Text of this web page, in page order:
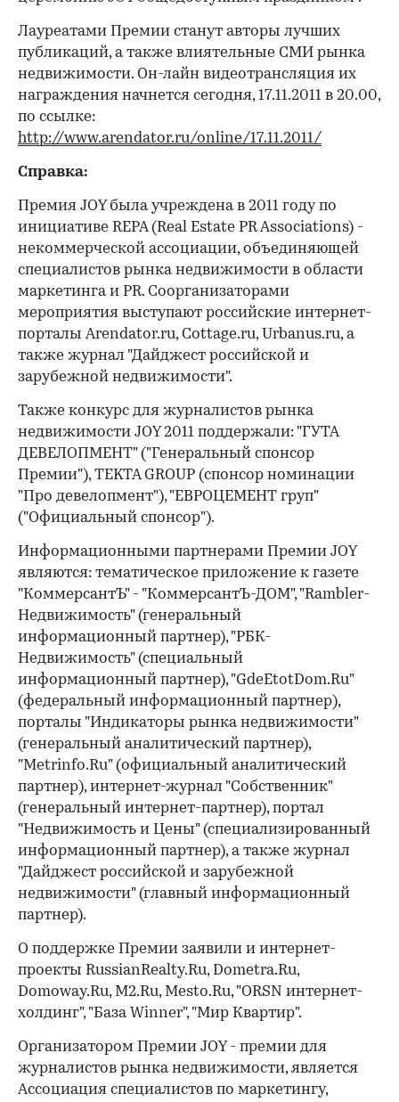
Лауреатами Премии станут авторы лучших
публикаций, а также влиятельные СМИ рынка
недвижимости. Он-лайн видеотрансляция их
награждения начнется сегодня, 17.11.2011 в 20.00,
по ссылке:
http://www.arendator.ru/online/17.11.2011/
Справка:
Премия JOY была учреждена в 2011 году по
инициативе REPA (Rеаl Estate PR Associations) -
некоммерческой ассоциации, объединяющей
специалистов рынка недвижимости в области
маркетинга и PR. Соорганизаторами
мероприятия выступают российские интернет-
порталы Arendator.ru, Cottage.ru, Urbanus.ru, а
также журнал "Дайджест российской и
зарубежной недвижимости".
Также конкурс для журналистов рынка
недвижимости JOY 2011 поддержали: "ГУТА
ДЕВЕЛОПМЕНТ" ("Генеральный спонсор
Премии"), TEKTA GROUP (спонсор номинации
"Про девелопмент"), "ЕВРОЦЕМЕНТ груп"
("Официальный спонсор").
Информационными партнерами Премии JOY
являются: тематическое приложение к газете
"КоммерсантЪ" - "КоммерсантЪ-ДОМ", "Rambler-
Недвижимость" (генеральный
информационный партнер), "РБК-
Недвижимость" (специальный
информационный партнер), "GdeEtotDom.Ru"
(федеральный информационный партнер),
порталы "Индикаторы рынка недвижимости"
(генеральный аналитический партнер),
"Metrinfo.Ru" (официальный аналитический
партнер), интернет-журнал "Собственник"
(генеральный интернет-партнер), портал
"Недвижимость и Цены" (специализированный
информационный партнер), а также журнал
"Дайджест российской и зарубежной
недвижимости" (главный информационный
партнер).
О поддержке Премии заявили и интернет-
проекты RussianRealty.Ru, Dometra.Ru,
Domoway.Ru, М2.Ru, Mesto.Ru, "ORSN интернет-
холдинг", "База Winner", "Мир Квартир".
Организатором Премии JOY - премии для
журналистов рынка недвижимости, является
Ассоциация специалистов по маркетингу,